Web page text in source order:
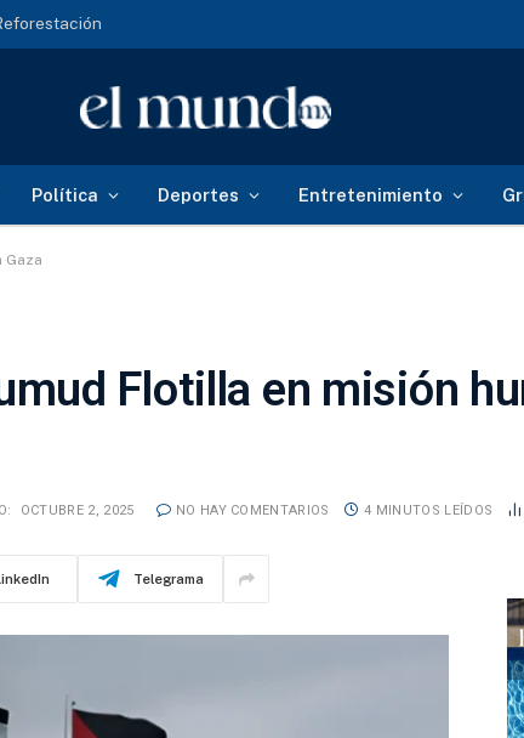
Política Deportes Entretenimiento
Gaza
Flotilla en misión
OCTUBRE 2, 2025 NO HAY COMENTARIOS 4 MINUTOS LEÍDOS
Telegrama